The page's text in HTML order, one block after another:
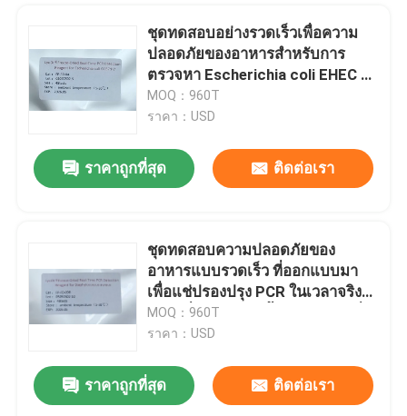
ชุดทดสอบอย่างรวดเร็วเพื่อความ
ปลอดภัยของอาหารสำหรับการ
ตรวจหา Escherichia coli EHEC ที่
ทำให้เกิดภาวะเลือดออกใน
ลำไส้ใหญ่ พร้อมน้ำยา PCR แบบเรี
ห่วงโซ่ความเย็น
MOQ：960T
ราคา：USD
ราคาถูกที่สุด ติดต่อเรา
ชุดทดสอบความปลอดภัยของ
อาหารแบบรวดเร็ว ที่ออกแบบมา
เพื่อแช่ปรองปรุง PCR ในเวลาจริงที่
แห้ง เพื่อตรวจพบเชื้อโรคอาหารที่ไว
และ nhạy cảm
MOQ：960T
ราคา：USD
ราคาถูกที่สุด ติดต่อเรา